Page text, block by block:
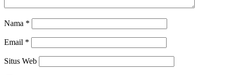
Nama *
Email *
Situs Web